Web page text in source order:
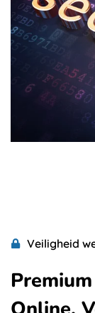
Veiligheid